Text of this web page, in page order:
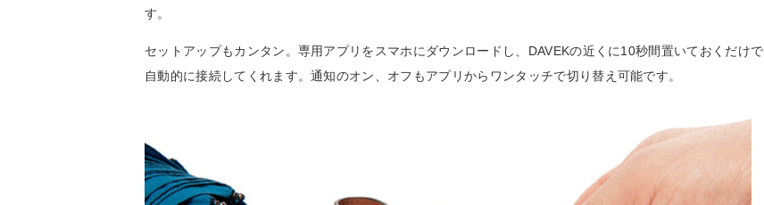
す。
セットアップもカンタン。専用アプリをスマホにダウンロードし、DAVEKの近くに10秒間置いておくだけで
自動的に接続してくれます。通知のオン、オフもアプリからワンタッチで切り替え可能です。